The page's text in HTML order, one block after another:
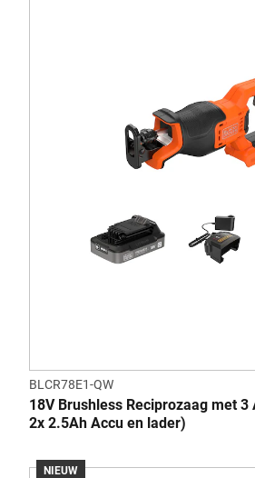
BLCR78E1-QW
18V Brushless Reciprozaag met
2x 2.5Ah Accu en lader)
NIEUW